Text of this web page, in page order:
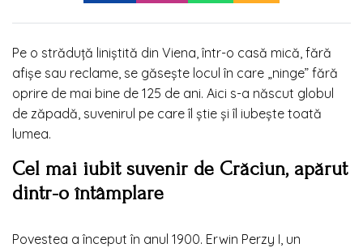
Pe o străduță liniștită din Viena, într-o casă mică, fără
afișe sau reclame, se găsește locul în care „ninge” fără
oprire de mai bine de 125 de ani. Aici s-a născut globul
de zăpadă, suvenirul pe care îl știe și îl iubește toată
lumea.
Cel mai iubit suvenir de Crăciun, apărut
dintr-o întâmplare
Povestea a început în anul 1900. Erwin Perzy I, un